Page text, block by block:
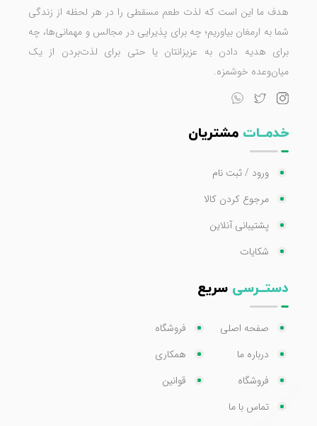
هدف ما این است که لذت طعم مسقطی را در هر لحظه از زندگی
شما به ارمغان بیاوریم؛ چه برای پذیرایی در مجالس و مهمانی‌ها، چه
برای هدیه دادن به عزیزانتان یا حتی برای لذت‌بردن از یک
میان‌وعده خوشمزه.
خدمــات مشتریان
ورود / ثبت نام
مرجوع کردن کالا
پشتیبانی آنلاین
شکایات
دستــرسی سریع
صفحه اصلی
درباره ما
فروشگاه
تماس با ما
فروشگاه
همکاری
قوانین